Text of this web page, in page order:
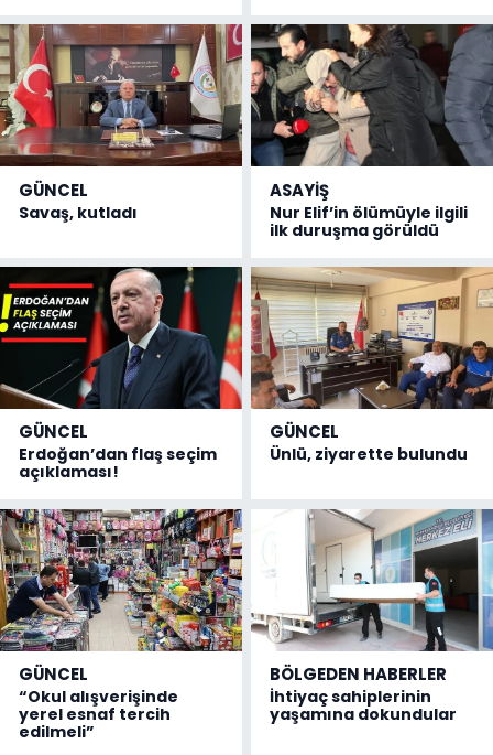
GÜNCEL
Savaş, kutladı
ASAYİŞ
Nur Elif’in ölümüyle ilgili
ilk duruşma görüldü
GÜNCEL
Erdoğan’dan flaş seçim
açıklaması!
GÜNCEL
Ünlü, ziyarette bulundu
GÜNCEL
“Okul alışverişinde
yerel esnaf tercih
edilmeli”
BÖLGEDEN HABERLER
İhtiyaç sahiplerinin
yaşamına dokundular